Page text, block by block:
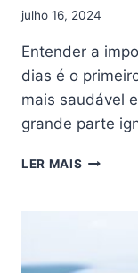
julho 16, 2024
Entender a
dias é o
mais saudável
grande parte
LER MAIS